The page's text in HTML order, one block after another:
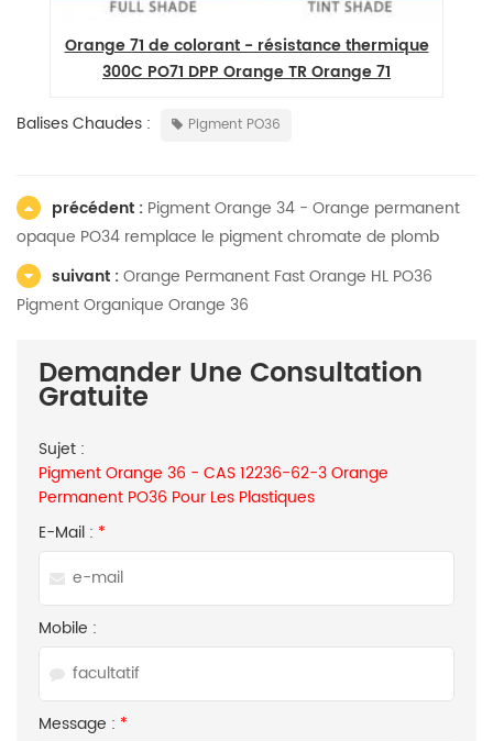
Orange 71 de colorant - résistance thermique
300C PO71 DPP Orange TR Orange 71
Balises Chaudes : Pigment PO36
précédent : Pigment Orange 34 - Orange permanent
opaque PO34 remplace le pigment chromate de plomb
suivant :Orange Permanent Fast Orange HL PO36
Pigment Organique Orange 36
Demander Une Consultation
Gratuite
Sujet :
Pigment Orange 36 - CAS 12236-62-3 Orange
Permanent PO36 Pour Les Plastiques
E-Mail : *
Mobile :
Message : *